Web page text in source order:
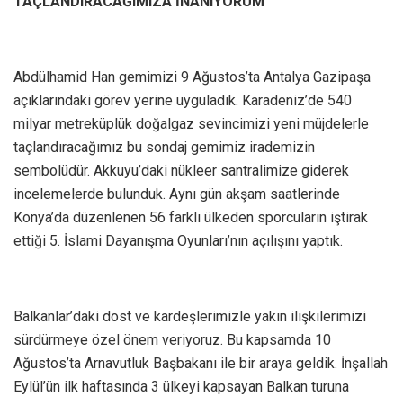
Abdülhamid Han gemimizi 9 Ağustos’ta Antalya Gazipaşa
açıklarındaki görev yerine uyguladık. Karadeniz’de 540
milyar metreküplük doğalgaz sevincimizi yeni müjdelerle
taçlandıracağımız bu sondaj gemimiz irademizin
sembolüdür. Akkuyu’daki nükleer santralimize giderek
incelemelerde bulunduk. Aynı gün akşam saatlerinde
Konya’da düzenlenen 56 farklı ülkeden sporcuların iştirak
ettiği 5. İslami Dayanışma Oyunları’nın açılışını yaptık.
Balkanlar’daki dost ve kardeşlerimizle yakın ilişkilerimizi
sürdürmeye özel önem veriyoruz. Bu kapsamda 10
Ağustos’ta Arnavutluk Başbakanı ile bir araya geldik. İnşallah
Eylül’ün ilk haftasında 3 ülkeyi kapsayan Balkan turuna